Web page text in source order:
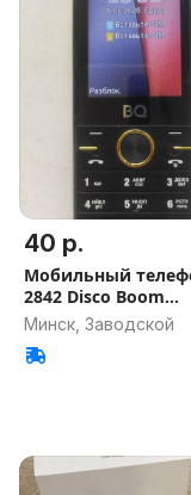
40 р.
Мобильный
2842 Disco Boom
Black+Yellow
Минск, Заводской